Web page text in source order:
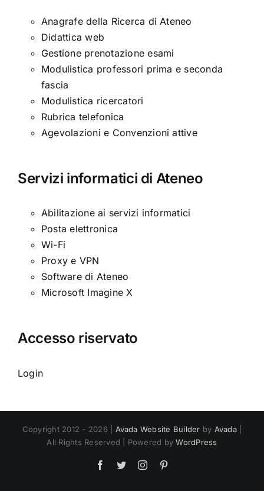
Anagrafe della Ricerca di Ateneo
Didattica web
Gestione prenotazione esami
Modulistica professori prima e seconda
fascia
Modulistica ricercatori
Rubrica telefonica
Agevolazioni e Convenzioni attive
Servizi informatici di Ateneo
Abilitazione ai servizi informatici
Posta elettronica
Wi-Fi
Proxy e VPN
Software di Ateneo
Microsoft Imagine X
Accesso riservato
Login
Copyright 2012 - 2026 | Avada Website Builder by Avada|
All Rights Reserved | Powered byWordPress
Facebook
TwitterInstagram